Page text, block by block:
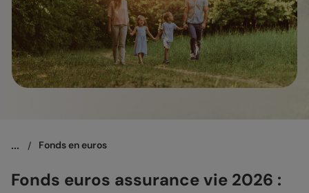
... / Fonds en euros
Fonds euros assurance vie 2026 :